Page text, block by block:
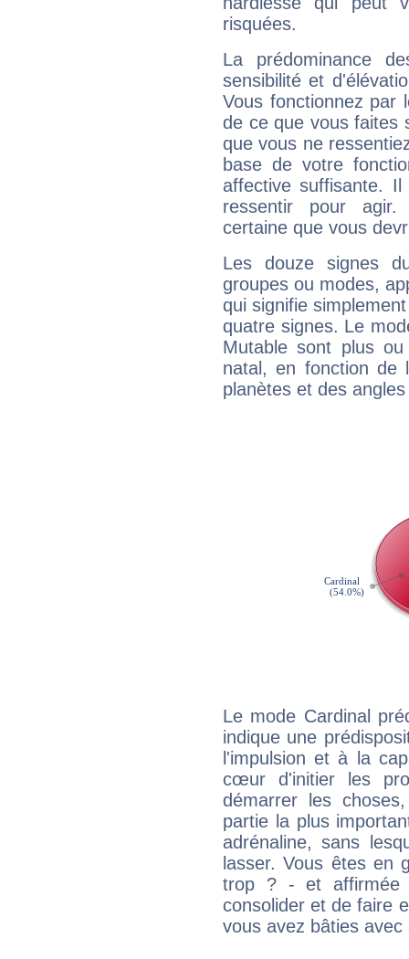
risquées.
La prédominance
sensibilité et
Vous fonctionnez
de ce que vous faites
que vous ne
base de votre
affective suffisante.
ressentir pour agir.
certaine que vous
Les douze signes
groupes ou modes,
qui signifie
quatre signes. Le
Mutable sont plus
natal, en fonction de
planètes et des
Le mode Cardinal
indique une
l'impulsion et à la
cœur d'initier les
démarrer les
partie la plus
adrénaline, sans
lasser. Vous êtes en
trop ? - et affirmée
consolider et de faire
vous avez bâties avec